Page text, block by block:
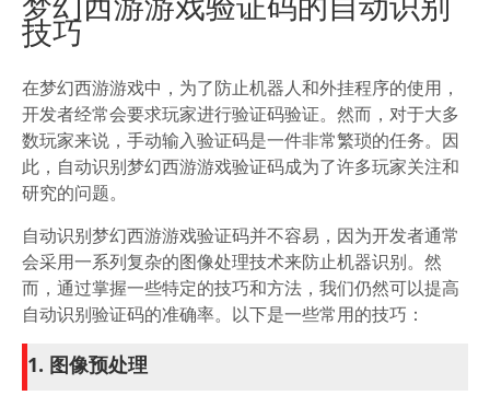
技巧
在梦幻西游游戏中，为了防止机器人和外挂程序的使用，
开发者经常会要求玩家进行验证码验证。然而，对于大多
数玩家来说，手动输入验证码是一件非常繁琐的任务。因
此，自动识别梦幻西游游戏验证码成为了许多玩家关注和
研究的问题。
自动识别梦幻西游游戏验证码并不容易，因为开发者通常
会采用一系列复杂的图像处理技术来防止机器识别。然
而，通过掌握一些特定的技巧和方法，我们仍然可以提高
自动识别验证码的准确率。以下是一些常用的技巧：
1. 图像预处理